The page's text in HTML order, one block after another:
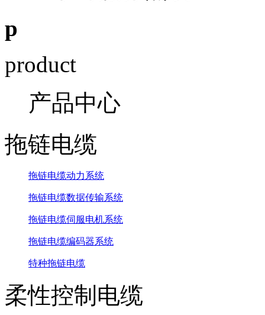
p
product
产品中心
拖链电缆
拖链电缆动力系统
拖链电缆数据传输系统
拖链电缆伺服电机系统
拖链电缆编码器系统
特种拖链电缆
柔性控制电缆